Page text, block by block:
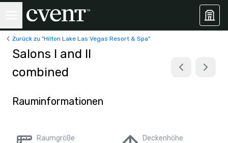
Zurück zu "Hilton Lake Las Vegas Resort & Spa"
Salons I and II
combined
Rauminformationen
Raumgröße
Deckenhöhe